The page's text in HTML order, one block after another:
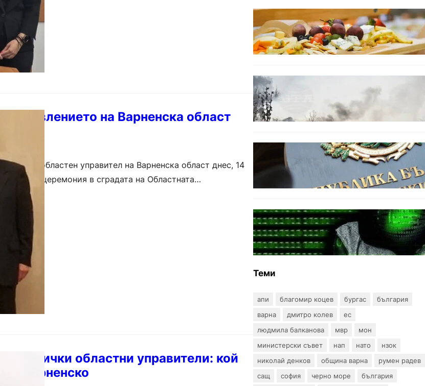
управлението на Варненска област
поста областен управител на Варненска област днес, 14
кратка церемония в сградата на Областната
служителите и…
всички областни управители: кой
Варненско
От август се променят
осигурителните вноски за
седем икономически
дейности.
Пожарите в България не
спират: 141 огнища за
последното денонощие.
БЪЛГАРИЯ
Кабинетът прие нов статут за
професиите в спортната
подготовка
БЪЛГАРИЯ
Разкриха дългогодишен
пробив в държавни
информационни системи
Теми
апи благомир коцев бургас
българия
варна
дмитро колев
ес
людмила балканова
мвр
мон
министерски съвет
нап нато
нзок
николай денков
община варна
румен радев
сащ
софия черно море
българия